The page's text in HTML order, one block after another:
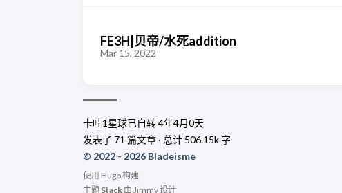
FE3H|贝帝/水死addition
Mar 15, 2022
卡哇1星球已自转4年4月0天
发表了 71 篇文章 · 总计 506.15k 字
© 2022 - 2026 Bladeisme
使用 Hugo构建
主题 Stack 由 Jimmy设计